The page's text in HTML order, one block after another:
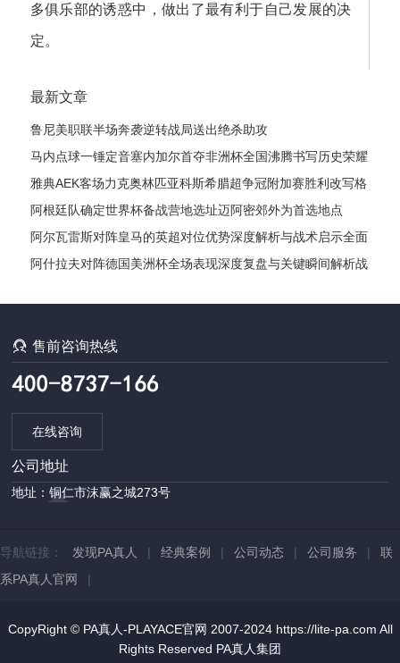
多俱乐部的诱惑中，做出了最有利于自己发展的决
定。
最新文章
鲁尼美职联半场奔袭逆转战局送出绝杀助攻
马内点球一锤定音塞内加尔首夺非洲杯全国沸腾书写历史荣耀
时刻诞
雅典AEK客场力克奥林匹亚科斯希腊超争冠附加赛胜利改写格
局
阿根廷队确定世界杯备战营地选址迈阿密郊外为首选地点
阿尔瓦雷斯对阵皇马的英超对位优势深度解析与战术启示全面
前瞻
阿什拉夫对阵德国美洲杯全场表现深度复盘与关键瞬间解析战
售前咨询热线
在线咨询
公司地址
地址：铜仁市沫赢之城273号
导航链接： 发现PA真人 | 经典案例 | 公司动态 | 公司服务 | 联
系PA真人官网
|
CopyRight © PA真人-PLAYACE官网 2007-2024 https://lite-pa.com All
Rights Reserved PA真人集团